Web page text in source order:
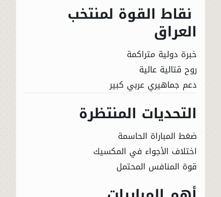
نقاط القوة لمنتخب
العراق
خبرة دولية متراكمة
روح قتالية عالية
دعم جماهيري عربي كبير
التحديات المنتظرة
ضغط المباراة الحاسمة
اختلاف الأجواء في المكسيك
قوة المنافس المحتمل